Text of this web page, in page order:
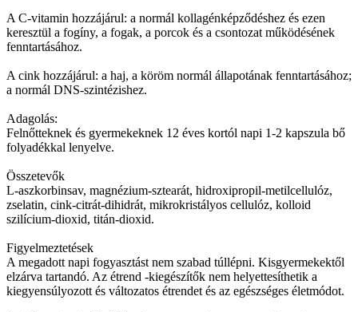
A C-vitamin hozzájárul: a normál kollagénképződéshez és ezen
keresztül a fogíny, a fogak, a porcok és a csontozat működésének
fenntartásához.
A cink hozzájárul: a haj, a köröm normál állapotának fenntartásához;
a normál DNS-szintézishez.
Adagolás:
Felnőtteknek és gyermekeknek 12 éves kortól napi 1-2 kapszula bő
folyadékkal lenyelve.
Összetevők
L-aszkorbinsav, magnézium-sztearát, hidroxipropil-metilcellulóz,
zselatin, cink-citrát-dihidrát, mikrokristályos cellulóz, kolloid
szilícium-dioxid, titán-dioxid.
Figyelmeztetések
A megadott napi fogyasztást nem szabad túllépni. Kisgyermekektől
elzárva tartandó. Az étrend -kiegészítők nem helyettesíthetik a
kiegyensúlyozott és változatos étrendet és az egészséges életmódot.